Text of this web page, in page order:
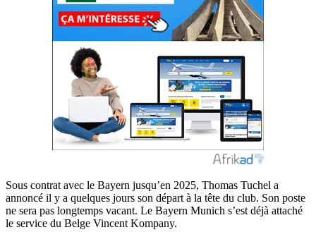
Sous contrat avec le Bayern jusqu’en 2025, Thomas Tuchel a
annoncé il y a quelques jours son départ à la tête du club. Son poste
ne sera pas longtemps vacant. Le Bayern Munich s’est déjà attaché
le service du Belge Vincent Kompany.